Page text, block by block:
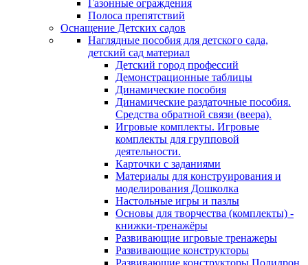
Газонные ограждения
Полоса препятствий
Оснащение Детских садов
Наглядные пособия для детского сада,
детский сад материал
Детский город профессий
Демонстрационные таблицы
Динамические пособия
Динамические раздаточные пособия.
Средства обратной связи (веера).
Игровые комплекты. Игровые
комплекты для групповой
деятельности.
Карточки с заданиями
Материалы для конструирования и
моделирования Дошколка
Настольные игры и пазлы
Основы для творчества (комплекты) -
книжки-тренажёры
Развивающие игровые тренажеры
Развивающие конструкторы